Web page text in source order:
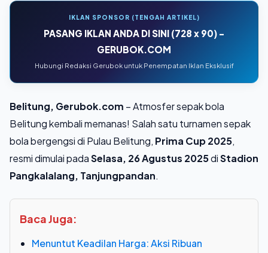
IKLAN SPONSOR (TENGAH ARTIKEL)
PASANG IKLAN ANDA DI SINI (728 x 90) -
GERUBOK.COM
Hubungi Redaksi Gerubok untuk Penempatan Iklan Eksklusif
Belitung, Gerubok.com – Atmosfer sepak bola
Belitung kembali memanas! Salah satu turnamen sepak
bola bergengsi di Pulau Belitung, Prima Cup 2025,
resmi dimulai padaSelasa, 26 Agustus 2025diStadion
Pangkalalang, Tanjungpandan.
Baca Juga:
Menuntut Keadilan Harga: Aksi Ribuan